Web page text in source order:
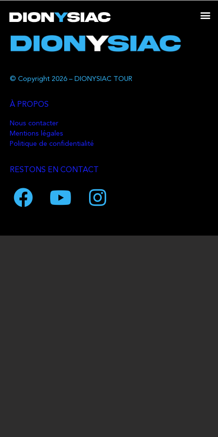
© Copyright 2026 – DIONYSIAC TOUR
À PROPOS
Nous contacter
Mentions légales
Politique de confidentialité
RESTONS EN CONTACT